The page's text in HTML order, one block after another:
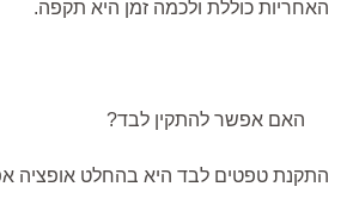
האחריות כוללת ולכמה זמן היא תקפה.
האם אפשר להתקין לבד?
התקנת טפטים לבד היא בהחלט אופציה